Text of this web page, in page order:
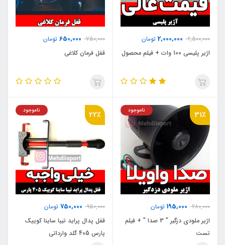
2,500,000
2,000,000 تومان
اژیر پلیسی 100 وات + فیلم محصول
750,000
650,000 تومان
قفل فرمان کلاغی
31٪
280,000
195,000 تومان
ناموجود
اژیر ملودی دزگیر " 3 صدا " + فیلم
تست
22٪
950,000
750,000 تومان
ناموجود
قفل پدال پراید تیبا ساینا کوییک
پارس 405 گلد وارداتی